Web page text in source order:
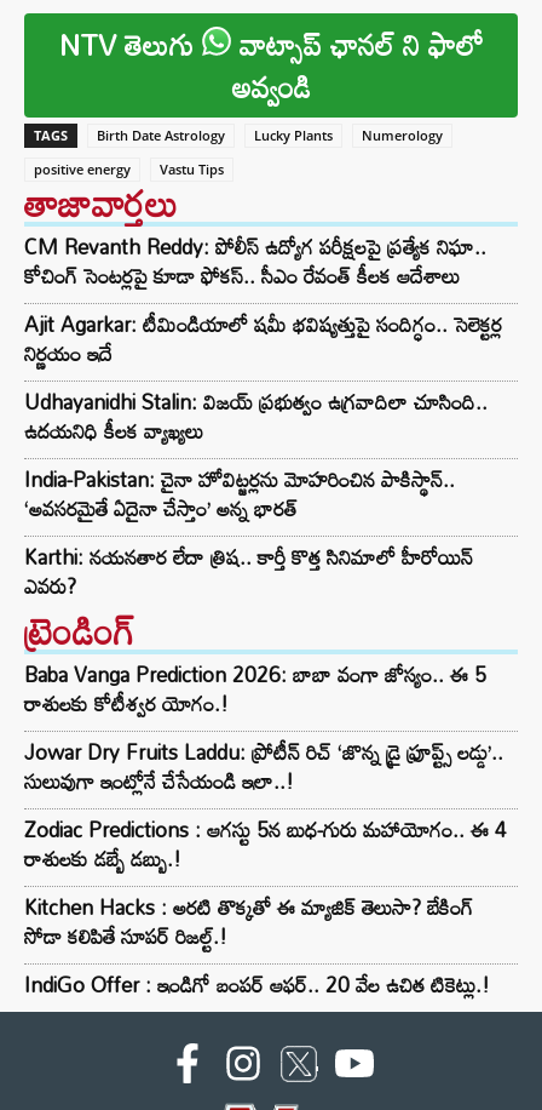
NTV తెలుగు వాట్సాప్ ఛానల్ ని ఫాలో
అవ్వండి
TAGS Birth Date Astrology Lucky Plants
Numerology
positive energy
Vastu Tips
తాజావార్తలు
CM Revanth Reddy: పోలీస్ ఉద్యోగ పరీక్షలపై ప్రత్యేక నిఘా..
కోచింగ్ సెంటర్లపై కూడా ఫోకస్.. సీఎం రేవంత్ కీలక ఆదేశాలు
Ajit Agarkar: టీమిండియాలో షమీ భవిష్యత్తుపై సందిగ్ధం.. సెలెక్టర్ల
నిర్ణయం ఇదే
Udhayanidhi Stalin: విజయ్ ప్రభుత్వం ఉగ్రవాదిలా చూసింది..
ఉదయనిధి కీలక వ్యాఖ్యలు
India-Pakistan: చైనా హోవిట్జర్లను మోహరించిన పాకిస్థాన్..
‘అవసరమైతే ఏదైనా చేస్తాం’ అన్న భారత్
Karthi: నయనతార లేదా త్రిష.. కార్తీ కొత్త సినిమాలో హీరోయిన్
ఎవరు?
ట్రెండింగ్‌
Baba Vanga Prediction 2026: బాబా వంగా జోస్యం.. ఈ 5
రాశులకు కోటీశ్వర యోగం.!
Jowar Dry Fruits Laddu: ప్రోటీన్ రిచ్ ‘జొన్న డ్రై ఫ్రూప్ట్స్ లడ్డు’..
సులువుగా ఇంట్లోనే చేసేయండి ఇలా..!
Zodiac Predictions : ఆగస్టు 5న బుధ-గురు మహాయోగం.. ఈ 4
రాశులకు డబ్బే డబ్బు.!
Kitchen Hacks : అరటి తొక్కతో ఈ మ్యాజిక్ తెలుసా? బేకింగ్
సోడా కలిపితే సూపర్ రిజల్ట్.!
IndiGo Offer : ఇండిగో బంపర్ ఆఫర్.. 20 వేల ఉచిత టికెట్లు.!